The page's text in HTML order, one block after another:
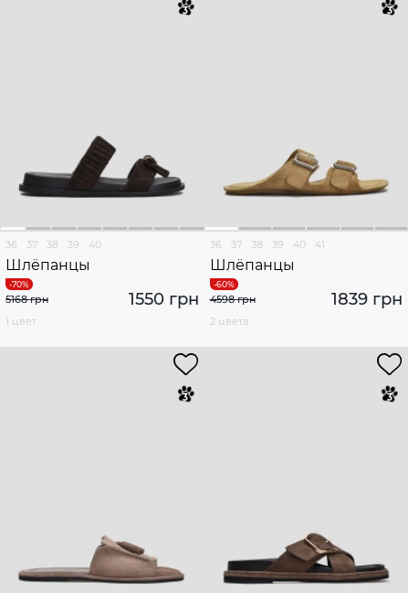
36 37 38 39 40
Шлёпанцы
1550 грн
5168 грн
1 цвет
36 37 38 39 40 41
Шлёпанцы
1839 грн
4598 грн
2 цвета